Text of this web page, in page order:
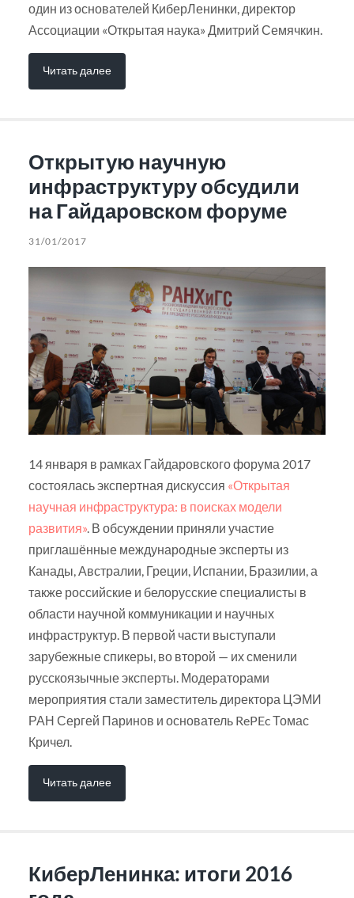
один из основателей КиберЛенинки, директор
Ассоциации «Открытая наука» Дмитрий Семячкин.
Читать далее
Открытую научную
инфраструктуру обсудили
на Гайдаровском форуме
31/01/2017
14 января в рамках Гайдаровского форума 2017
состоялась экспертная дискуссия «Открытая
научная инфраструктура: в поисках модели
развития». В обсуждении приняли участие
приглашённые международные эксперты из
Канады, Австралии, Греции, Испании, Бразилии, а
также российские и белорусские специалисты в
области научной коммуникации и научных
инфраструктур. В первой части выступали
зарубежные спикеры, во второй — их сменили
русскоязычные эксперты. Модераторами
мероприятия стали заместитель директора ЦЭМИ
РАН Сергей Паринов и основатель RePEc Томас
Кричел.
Читать далее
КиберЛенинка: итоги 2016